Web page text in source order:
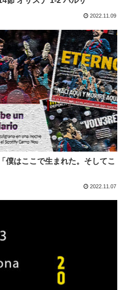
2022.11.09
僕はここで生まれた。そしてこ
2022.11.07